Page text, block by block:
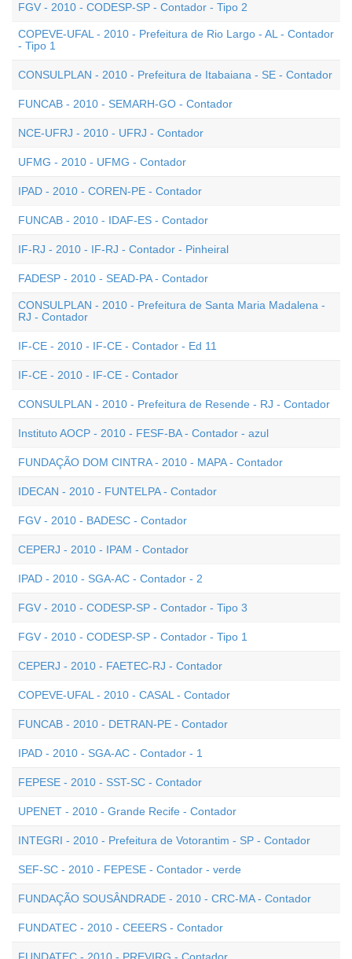
FGV - 2010 - CODESP-SP - Contador - Tipo 2
COPEVE-UFAL - 2010 - Prefeitura de Rio Largo - AL - Contador
- Tipo 1
CONSULPLAN - 2010 - Prefeitura de Itabaiana - SE - Contador
FUNCAB - 2010 - SEMARH-GO - Contador
NCE-UFRJ - 2010 - UFRJ - Contador
UFMG - 2010 - UFMG - Contador
IPAD - 2010 - COREN-PE - Contador
FUNCAB - 2010 - IDAF-ES - Contador
IF-RJ - 2010 - IF-RJ - Contador - Pinheiral
FADESP - 2010 - SEAD-PA - Contador
CONSULPLAN - 2010 - Prefeitura de Santa Maria Madalena -
RJ - Contador
IF-CE - 2010 - IF-CE - Contador - Ed 11
IF-CE - 2010 - IF-CE - Contador
CONSULPLAN - 2010 - Prefeitura de Resende - RJ - Contador
Instituto AOCP - 2010 - FESF-BA - Contador - azul
FUNDAÇÃO DOM CINTRA - 2010 - MAPA - Contador
IDECAN - 2010 - FUNTELPA - Contador
FGV - 2010 - BADESC - Contador
CEPERJ - 2010 - IPAM - Contador
IPAD - 2010 - SGA-AC - Contador - 2
FGV - 2010 - CODESP-SP - Contador - Tipo 3
FGV - 2010 - CODESP-SP - Contador - Tipo 1
CEPERJ - 2010 - FAETEC-RJ - Contador
COPEVE-UFAL - 2010 - CASAL - Contador
FUNCAB - 2010 - DETRAN-PE - Contador
IPAD - 2010 - SGA-AC - Contador - 1
FEPESE - 2010 - SST-SC - Contador
UPENET - 2010 - Grande Recife - Contador
INTEGRI - 2010 - Prefeitura de Votorantim - SP - Contador
SEF-SC - 2010 - FEPESE - Contador - verde
FUNDAÇÃO SOUSÂNDRADE - 2010 - CRC-MA - Contador
FUNDATEC - 2010 - CEEERS - Contador